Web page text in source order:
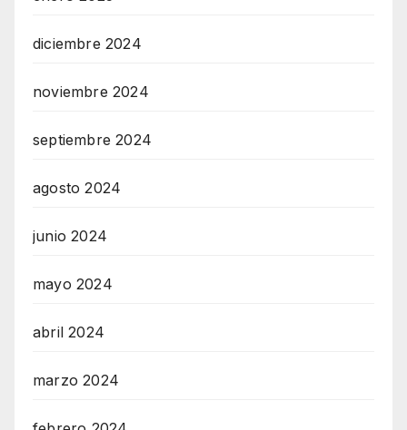
diciembre 2024
noviembre 2024
septiembre 2024
agosto 2024
junio 2024
mayo 2024
abril 2024
marzo 2024